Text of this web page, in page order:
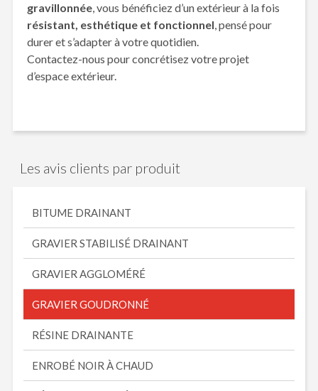
gravillonnée, vous bénéficiez d’un extérieur à la fois
résistant, esthétique et fonctionnel, pensé pour
durer et s’adapter à votre quotidien.
Contactez-nous pour concrétisez votre projet
d’espace extérieur.
Les avis clients par produit
BITUME DRAINANT
GRAVIER STABILISÉ DRAINANT
GRAVIER AGGLOMÉRÉ
GRAVIER GOUDRONNÉ
RÉSINE DRAINANTE
ENROBÉ NOIR À CHAUD